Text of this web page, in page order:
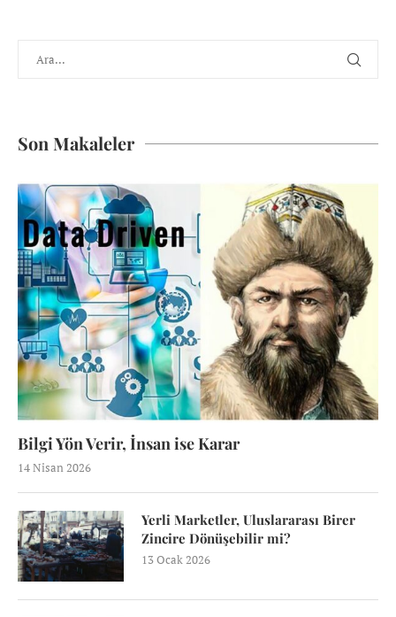
Son Makaleler
Bilgi Yön Verir, İnsan ise Karar
14 Nisan 2026
Yerli Marketler, Uluslararası Birer
Zincire Dönüşebilir mi?
13 Ocak 2026